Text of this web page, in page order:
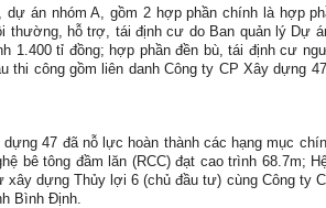
án nhóm A, gồm 2 hợp phần chính là hợp
thường, hỗ trợ, tái định cư do Ban quản lý Dự
1.400 tỉ đồng; hợp phần đền bù, tái định cư
công gồm liên danh Công ty CP Xây dựng
47 đã nỗ lực hoàn thành các hạng mục
bê tông đầm lăn (RCC) đạt cao trình 68.7m;
xây dựng Thủy lợi 6 (chủ đầu tư) cùng Công ty
Bình Định.